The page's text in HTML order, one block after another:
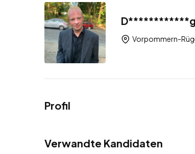
D************g
Vorpommern-
Profil
Verwandte Kandidaten